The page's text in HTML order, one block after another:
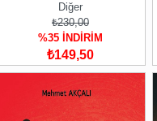
Diğer
₺230,00
%35 İNDİRİM
₺149,50